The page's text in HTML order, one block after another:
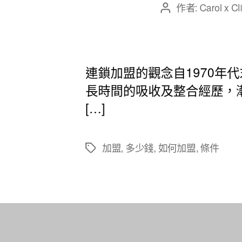
文 作者: Carol x
連鎖加盟的觀念自1970年
長時間的吸收及整合經歷
[…]
標
加盟, 多少錢, 如何加盟,條件